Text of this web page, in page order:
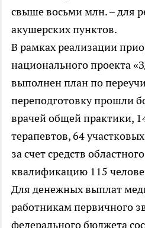
свыше восьми млн. – для
акушерских пунктов.
В рамках реализации
национального проекта
выполнен план по
переподготовку прошли
врачей общей практики,
терапевтов, 64
за счет средств
квалификацию 115
Для денежных выплат
работникам первичного
федерального бюджета